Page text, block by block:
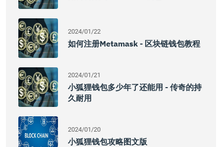
2024/01/22
如何注册Metamask - 区块链钱包教程
2024/01/21
小狐狸钱包多少年了还能用 - 传奇的持
久耐用
2024/01/20
小狐狸钱包攻略图文版